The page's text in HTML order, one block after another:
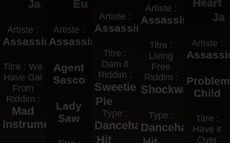
Ja
Artiste :
Assassin
Titre : We
Have Gal
From
Riddim :
Mad
instrument
Eu
Artiste :
Assassin
Agent
Sasco
Lady
Saw
Artiste :
Assassin
Titre :
Dam it
Riddim :
Sweetie
Pie
Type :
Dancehall
Hit
Artiste :
Assassin
Titre :
Living
Free
Riddim :
Shockwave
Type :
Dancehall
Heart
Ja
Artiste :
Problem
Child
Titre :
Have it
Over